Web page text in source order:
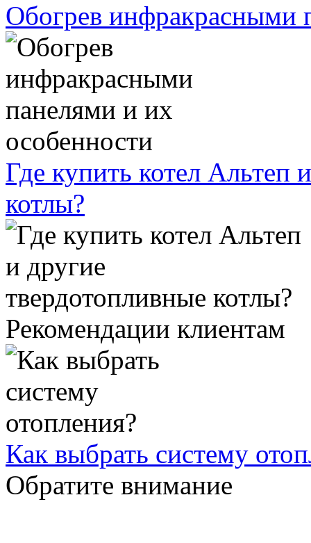
Обогрев инфракрасными
Где купить котел Альтеп
котлы?
Рекомендации клиентам
Как выбрать систему
Обратите внимание